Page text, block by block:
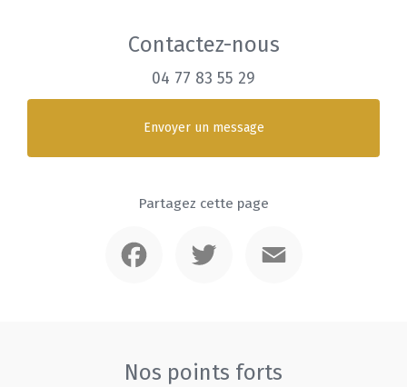
Contactez-nous
04 77 83 55 29
Envoyer un message
Partagez cette page
Nos points forts